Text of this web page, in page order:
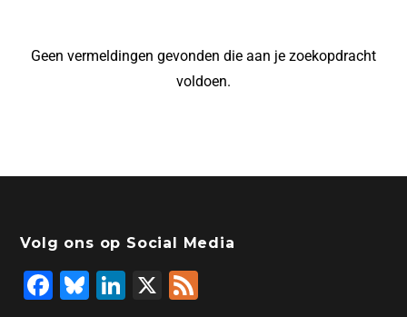
Geen vermeldingen gevonden die aan je zoekopdracht
voldoen.
Volg ons op Social Media
F
Bl
Li
X